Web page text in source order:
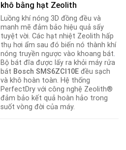
khô bằng hạt Zeolith
Luồng khí nóng 3D đồng đều và
manh mẽ đảm bảo hiệu quả sấy
tuyệt vời. Các hạt nhiệt Zeolith hấp
thụ hơi ẩm sau đó biến nó thành khí
nóng truyền ngược vào khoang bát.
Bộ bát đĩa được lấy ra khỏi máy rửa
bát Bosch SMS6ZCI10E đều sạch
và khô hoàn toàn. Hệ thống
PerfectDry với công nghệ Zeolith®
đảm bảo kết quả hoàn hảo trong
suốt vòng đời của máy.